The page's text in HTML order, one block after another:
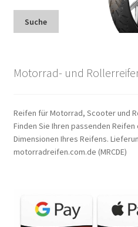
Suche
Motorrad- und
Reifen für Motorrad, Scooter und
Finden Sie Ihren passenden
Dimensionen Ihres Reifens.
motorradreifen.com.de (MRCDE)